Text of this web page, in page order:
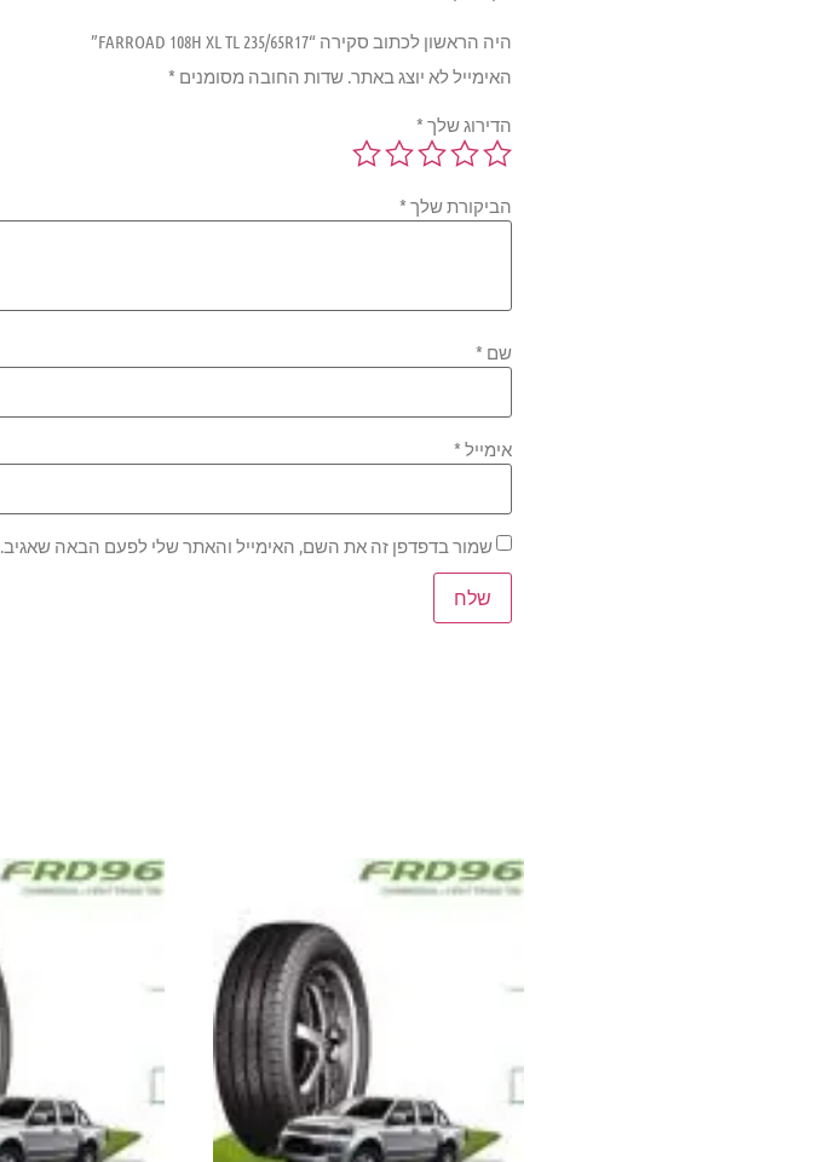
היה הראשון לכתוב סקירה “FARROAD 108H XL TL 235/65R17”
האימייל לא יוצג באתר. שדות החובה מסומנים *
הדירוג שלך *
הביקורת שלך *
שם *
אימייל *
שמור בדפדפן זה את השם, האימייל והאתר שלי לפעם הבאה שאגיב.